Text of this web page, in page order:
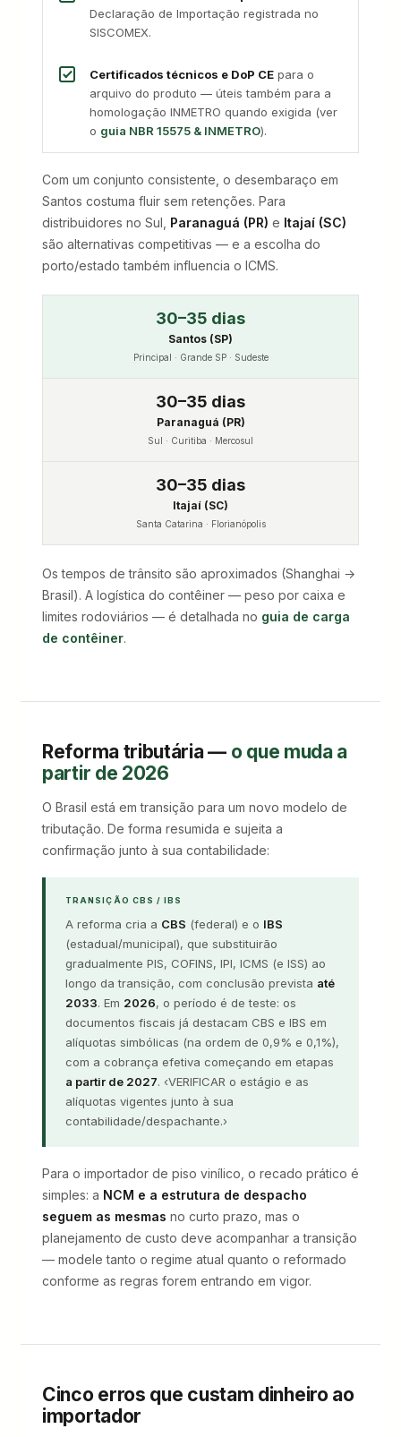
Declaração de Importação registrada no
SISCOMEX.
Certificados técnicos e DoP CE para o
arquivo do produto — úteis também para a
homologação INMETRO quando exigida (ver
o guia NBR 15575 & INMETRO).
Com um conjunto consistente, o desembaraço em
Santos costuma fluir sem retenções. Para
distribuidores no Sul, Paranaguá (PR) e Itajaí (SC)
são alternativas competitivas — e a escolha do
porto/estado também influencia o ICMS.
30–35 dias
Santos (SP)
Principal · Grande SP · Sudeste
30–35 dias
Paranaguá (PR)
Sul · Curitiba · Mercosul
30–35 dias
Itajaí (SC)
Santa Catarina · Florianópolis
Os tempos de trânsito são aproximados (Shanghai →
Brasil). A logística do contêiner — peso por caixa e
limites rodoviários — é detalhada no guia de carga
de contêiner.
Reforma tributária — o que muda a
partir de 2026
O Brasil está em transição para um novo modelo de
tributação. De forma resumida e sujeita a
confirmação junto à sua contabilidade:
TRANSIÇÃO CBS / IBS
A reforma cria a CBS (federal) e o IBS
(estadual/municipal), que substituirão
gradualmente PIS, COFINS, IPI, ICMS (e ISS) ao
longo da transição, com conclusão prevista até
2033. Em 2026, o período é de teste: os
documentos fiscais já destacam CBS e IBS em
alíquotas simbólicas (na ordem de 0,9% e 0,1%),
com a cobrança efetiva começando em etapas
a partir de 2027. ‹VERIFICAR o estágio e as
alíquotas vigentes junto à sua
contabilidade/despachante.›
Para o importador de piso vinílico, o recado prático é
simples: a NCM e a estrutura de despacho
seguem as mesmas no curto prazo, mas o
planejamento de custo deve acompanhar a transição
— modele tanto o regime atual quanto o reformado
conforme as regras forem entrando em vigor.
Cinco erros que custam dinheiro ao
importador